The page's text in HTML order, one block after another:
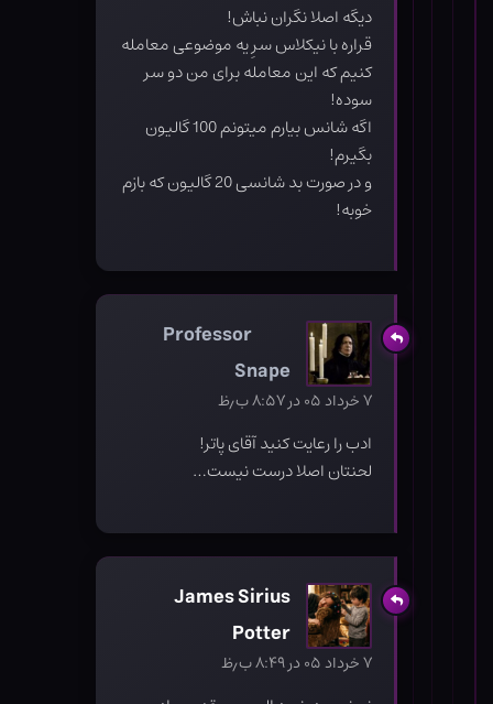
دیگه اصلا نگران نباش!
قراره با نیکلاس سرِ یه موضوعی معامله
کنیم که این معامله برای من دو سر
سوده!
اگه شانس بیارم میتونم 100 گالیون
بگیرم!
و در صورت بد شانسی 20 گالیون که بازم
خوبه!
Professor
Snape
۷ خرداد ۰۵ در ۸:۵۷ ب٫ظ
ادب را رعایت کنید آقای پاتر!
لحنتان اصلا درست نیست…
James Sirius
Potter
۷ خرداد ۰۵ در ۸:۴۹ ب٫ظ